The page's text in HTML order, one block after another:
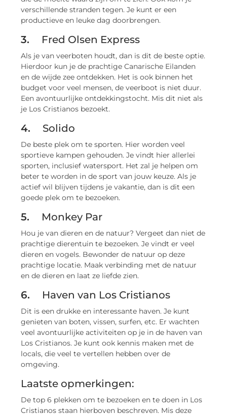
verschillende stranden tegen. Je kunt er een
productieve en leuke dag doorbrengen.
3. Fred Olsen Express
Als je van veerboten houdt, dan is dit de beste optie.
Hierdoor kun je de prachtige Canarische Eilanden
en de wijde zee ontdekken. Het is ook binnen het
budget voor veel mensen, de veerboot is niet duur.
Een avontuurlijke ontdekkingstocht. Mis dit niet als
je Los Cristianos bezoekt.
4. Solido
De beste plek om te sporten. Hier worden veel
sportieve kampen gehouden. Je vindt hier allerlei
sporten, inclusief watersport. Het zal je helpen om
beter te worden in de sport van jouw keuze. Als je
actief wil blijven tijdens je vakantie, dan is dit een
goede plek om te bezoeken.
5. Monkey Par
Hou je van dieren en de natuur? Vergeet dan niet de
prachtige dierentuin te bezoeken. Je vindt er veel
dieren en vogels. Bewonder de natuur op deze
prachtige locatie. Maak verbinding met de natuur
en de dieren en laat ze liefde zien.
6. Haven van Los Cristianos
Dit is een drukke en interessante haven. Je kunt
genieten van boten, vissen, surfen, etc. Er wachten
veel avontuurlijke activiteiten op je in de haven van
Los Cristianos. Je kunt ook kennis maken met de
locals, die veel te vertellen hebben over de
omgeving.
Laatste opmerkingen:
De top 6 plekken om te bezoeken en te doen in Los
Cristianos staan hierboven beschreven. Mis deze